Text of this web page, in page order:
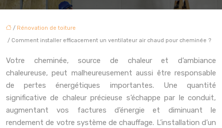
/ Rénovation de toiture
/ Comment installer efficacement un ventilateur air chaud pour cheminée ?
Votre cheminée, source de chaleur et d’ambiance
chaleureuse, peut malheureusement aussi être responsable
de pertes énergétiques importantes. Une quantité
significative de chaleur précieuse s’échappe par le conduit,
augmentant vos factures d’énergie et diminuant le
rendement de votre système de chauffage. L’installation d’un